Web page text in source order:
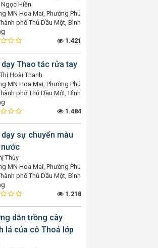
Ngọc Hiền
MN Hoa Mai, Phường Phú
phố Thủ Dầu Một, Bình
1.421
Thao tác rửa tay
Hoài Thanh
MN Hoa Mai, Phường Phú
phố Thủ Dầu Một, Bình
1.484
sự chuyển màu
Thùy
MN Hoa Mai, Phường Phú
phố Thủ Dầu Một, Bình
1.218
dẫn trồng cây
lá của cô Thoả lớp